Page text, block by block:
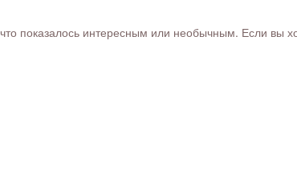
показалось интересным или необычным. Если вы